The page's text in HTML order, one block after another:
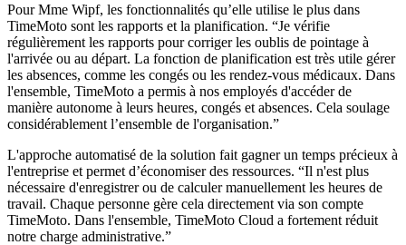
Pour Mme Wipf, les fonctionnalités qu’elle utilise le plus dans
TimeMoto sont les rapports et la planification. “Je vérifie
régulièrement les rapports pour corriger les oublis de pointage à
l'arrivée ou au départ. La fonction de planification est très utile gérer
les absences, comme les congés ou les rendez-vous médicaux. Dans
l'ensemble, TimeMoto a permis à nos employés d'accéder de
manière autonome à leurs heures, congés et absences. Cela soulage
considérablement l’ensemble de l'organisation.”
L'approche automatisé de la solution fait gagner un temps précieux à
l'entreprise et permet d’économiser des ressources. “Il n'est plus
nécessaire d'enregistrer ou de calculer manuellement les heures de
travail. Chaque personne gère cela directement via son compte
TimeMoto. Dans l'ensemble, TimeMoto Cloud a fortement réduit
notre charge administrative.”